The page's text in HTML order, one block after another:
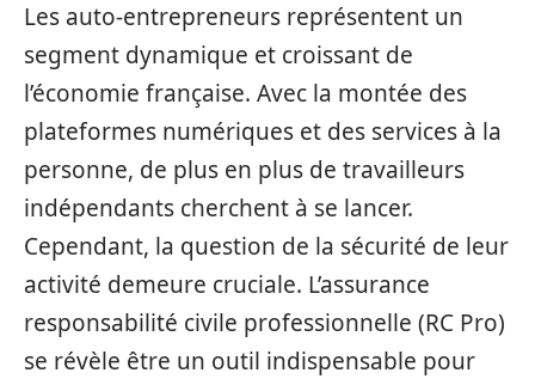
Les auto-entrepreneurs représentent un
segment dynamique et croissant de
l’économie française. Avec la montée des
plateformes numériques et des services à la
personne, de plus en plus de travailleurs
indépendants cherchent à se lancer.
Cependant, la question de la sécurité de leur
activité demeure cruciale. L’assurance
responsabilité civile professionnelle (RC Pro)
se révèle être un outil indispensable pour